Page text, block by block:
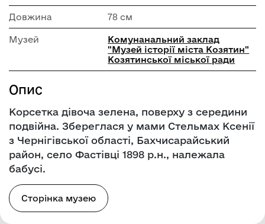
Довжина 78 см
Музей
Комунанальний заклад
"Музей історії міста Козятин"
Козятинської міської ради
Опис
Корсетка дівоча зелена, поверху з середини
подвійна. Збереглася у мами Стельмах Ксенії
з Чернігівської області, Бахчисарайський
район, село Фастівці 1898 р.н., належала
бабусі.
Сторінка музею